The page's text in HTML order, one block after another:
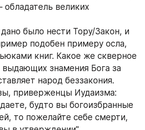
великих
было нести Тору/Закон, и
подобен примеру осла,
книг. Какое же скверное
знамения Бога за
народ беззакония.
приверженцы Иудаизма:
будто вы богоизбранные
то пожелайте себе смерти,